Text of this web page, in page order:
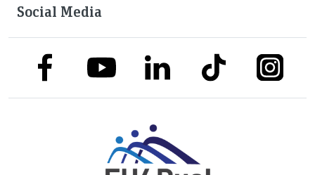
Social Media
link to facebooklink to youtubelink to linkedinlink to tiktok